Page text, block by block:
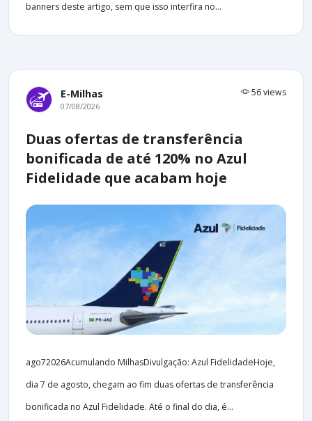
banners deste artigo, sem que isso interfira no...
E-Milhas 56 views
07/08/2026
Duas ofertas de transferência
bonificada de até 120% no Azul
Fidelidade que acabam hoje
ago72026Acumulando MilhasDivulgação: Azul FidelidadeHoje,
dia 7 de agosto, chegam ao fim duas ofertas de transferência
bonificada no Azul Fidelidade. Até o final do dia, é...